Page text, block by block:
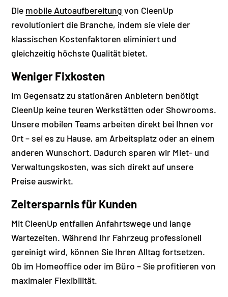
Die mobile Autoaufbereitung von CleenUp
revolutioniert die Branche, indem sie viele der
klassischen Kostenfaktoren eliminiert und
gleichzeitig höchste Qualität bietet.
Weniger Fixkosten
Im Gegensatz zu stationären Anbietern benötigt
CleenUp keine teuren Werkstätten oder Showrooms.
Unsere mobilen Teams arbeiten direkt bei Ihnen vor
Ort – sei es zu Hause, am Arbeitsplatz oder an einem
anderen Wunschort. Dadurch sparen wir Miet- und
Verwaltungskosten, was sich direkt auf unsere
Preise auswirkt.
Zeitersparnis für Kunden
Mit CleenUp entfallen Anfahrtswege und lange
Wartezeiten. Während Ihr Fahrzeug professionell
gereinigt wird, können Sie Ihren Alltag fortsetzen.
Ob im Homeoffice oder im Büro – Sie profitieren von
maximaler Flexibilität.